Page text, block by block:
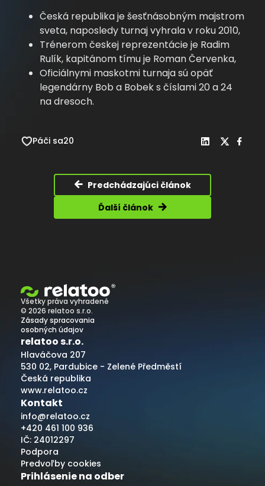
Česká republika je šesťnásobným majstrom
sveta, naposledy turnaj vyhrala v roku 2010,
Trénerom českej reprezentácie je Radim
Rulík, kapitánom tímu je Roman Červenka,
Oficiálnymi maskotmi turnaja sú opäť
legendárny Bob a Bobek s číslami 20 a 24
na dresoch.
Páči sa20
Predchádzajúci článok
Ďalší článok
Všetky práva vyhradené
© 2026 relatoo s.r.o.
Zásady spracovania
osobných údajov
relatoo s.r.o.
Hlaváčova 207
530 02, Pardubice - Zelené Předměstí
Česká republika
www.relatoo.cz
Kontakt
info@relatoo.cz
+420 461 100 936
IČ: 24012297
Podpora
Predvoľby cookies
Prihlásenie na odber